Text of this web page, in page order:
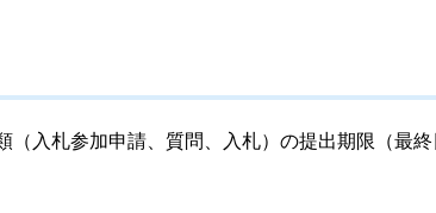
入札参加申請、質問、入札）の提出期限（最